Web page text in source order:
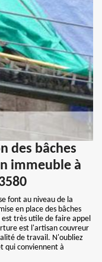
des bâches
immeuble à
font au niveau de la
en place des bâches
très utile de faire appel
est l'artisan couvreur
de travail. N'oubliez
qui conviennent à